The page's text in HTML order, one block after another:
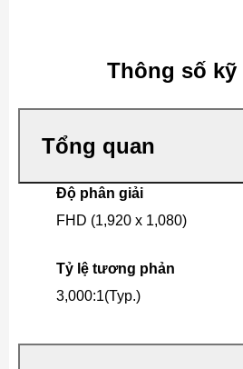
Thông số kỹ
Tổng quan
Độ phân giải
FHD (1,920 x 1,080)
Tỷ lệ tương phản
3,000:1(Typ.)